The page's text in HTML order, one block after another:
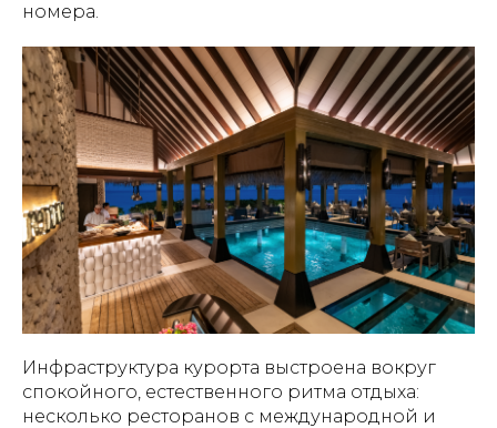
номера.
Инфраструктура курорта выстроена вокруг
спокойного, естественного ритма отдыха:
несколько ресторанов с международной и